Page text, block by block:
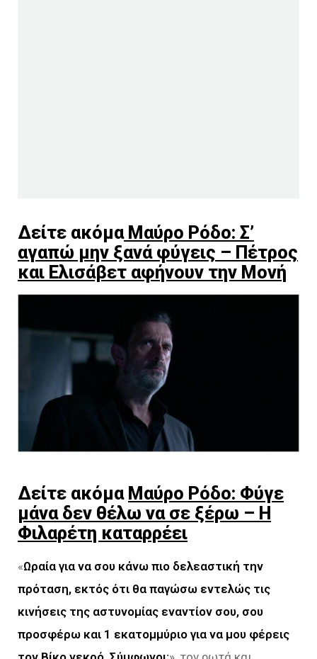
Δείτε ακόμαΜαύρο Ρόδο: Σ’
αγαπώ μην ξανά φύγεις – Πέτρος
και Ελισάβετ αφήνουν την Μονή
Δείτε ακόμα Μαύρο Ρόδο: Φύγε
μάνα δεν θέλω να σε ξέρω – Η
Φιλαρέτη καταρρέει
«Ωραία για να σου κάνω πιο δελεαστική την
πρόταση, εκτός ότι θα παγώσω εντελώς τις
κινήσεις της αστυνομίας εναντίον σου, σου
προσφέρω και 1 εκατομμύριο για να μου φέρεις